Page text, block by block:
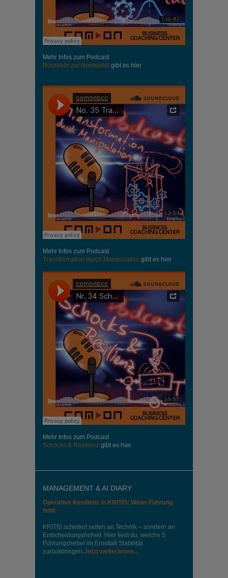
Mehr Infos zum Podcast
Rückkehr zur Normalitätgibt es hier
Mehr Infos zum Podcast
Transformation durch Manipulation gibt es hier
Mehr Infos zum Podcast
Schocks & Resilienz gibt es hier
MANAGEMENT & AI DIARY
Operative Resilienz in KRITIS: Wenn Führung
fehlt
KRITIS scheitert selten an Technik – sondern an
Entscheidungshoheit. Hier liest du, welche 5
Führungshebel im Ernstfall Stabilität
zurückbringen.Jetzt weiterlesen…